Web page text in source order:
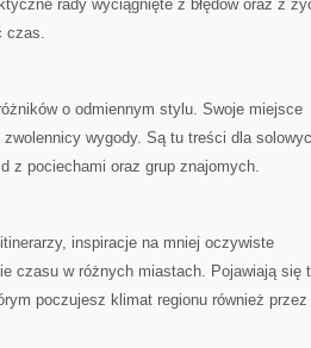
rady wyciągnięte z błędów oraz z
czas.
o odmiennym stylu. Swoje miejsce
wygody. Są tu treści dla
z pociechami oraz grup znajomych.
inspiracje na mniej oczywiste
czasu w różnych miastach. Pojawiają się
poczujesz klimat regionu również przez